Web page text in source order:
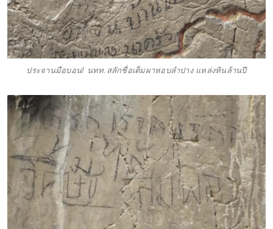
ประจานมือบอน! นทท.สลักชื่อเต็มผาหอบลำปาง แหล่งหินล้านปี